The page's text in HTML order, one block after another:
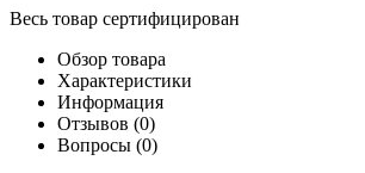
Весь товар сертифицирован
Обзор товара
Характеристики
Информация
Отзывов (0)
Вопросы (0)